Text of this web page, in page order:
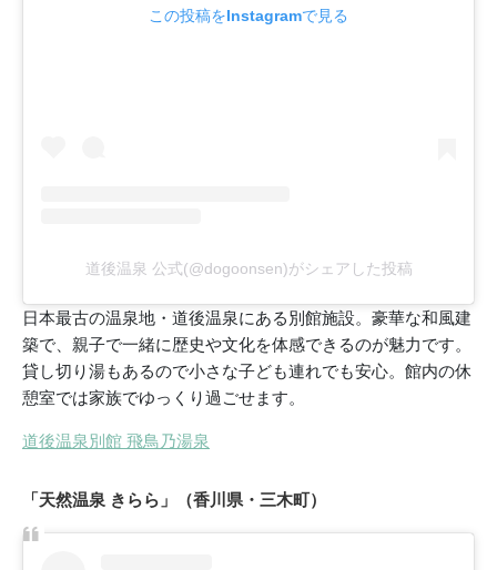
この投稿をInstagramで見る
道後温泉 公式(@dogoonsen)がシェアした投稿
日本最古の温泉地・道後温泉にある別館施設。豪華な和風建
築で、親子で一緒に歴史や文化を体感できるのが魅力です。
貸し切り湯もあるので小さな子ども連れでも安心。館内の休
憩室では家族でゆっくり過ごせます。
道後温泉別館 飛鳥乃湯泉
「天然温泉 きらら」（香川県・三木町）